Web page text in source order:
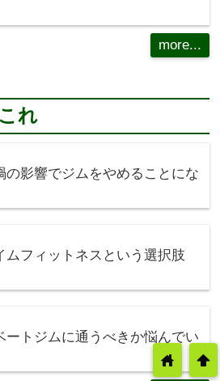
more...
れ
の影響でジムをやめることにな
ムフィットネスという選択肢
ートジムに通うべきか悩んでい
arrowup
home